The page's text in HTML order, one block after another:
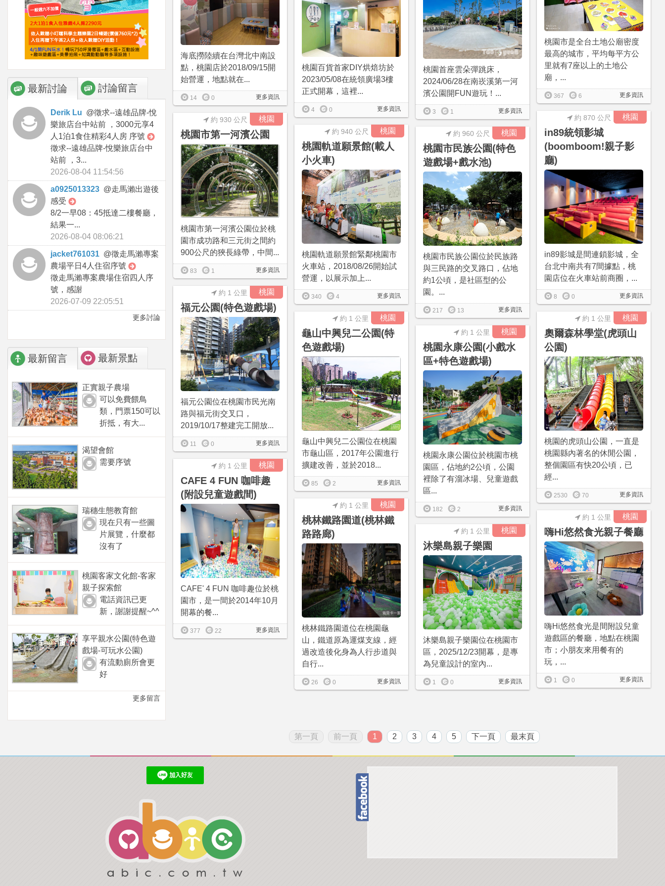
最新討論 討論留言
Derik Lu @徵求--遠雄品牌-悅
樂旅店台中站前 ，3000元享4
人1泊1食住精彩4人房 序號
徵求--遠雄品牌-悅樂旅店台中
站前 ，3...
2026-08-04 11:54:56
a0925013323 @走馬瀨出遊後
感受
8/2一早08：45抵達二樓餐廳，
結果一...
2026-08-04 08:06:21
jacket761031 @徵走馬瀨專案
農場平日4人住宿序號
徵走馬瀨專案農場住宿四人序
號，感謝
2026-07-09 22:05:51
更多討論
最新留言 最新景點
正實親子農場
可以免費餵鳥
類，門票150可以
折抵，有大...
渴望會館
需要序號
瑞穗生態教育館
現在只有一些圖
片展覽，什麼都
沒有了
桃園客家文化館-客家
親子探索館
電話資訊已更
新，謝謝提醒~^^
享平親水公園(特色遊
戲場-可玩水公園)
有流動廁所會更
好
更多留言
桃園市是全台土地公廟密度
最高的城市，平均每平方公
里就有7座以上的土地公
廟，...
更多資訊
367 6
桃園首座雲朵彈跳床，
2024/06/28在南崁溪第一河
濱公園開FUN遊玩！...
更多資訊
3 1
桃園百貨首家DIY烘焙坊於
2023/05/08在統領廣場3樓
正式開幕，這裡...
更多資訊
4 0
海底撈陸續在台灣北中南設
點，桃園店於2018/09/15開
始營運，地點就在...
更多資訊
14 0
桃園
約 870 公尺
in89統領影城
(boomboom!親子影
廳)
in89影城是間連鎖影城，全
台北中南共有7間據點，桃
園店位在火車站前商圈，...
更多資訊
8 0
桃園
約 930 公尺
桃園市第一河濱公園
桃園市第一河濱公園位於桃
園市成功路和三元街之間約
900公尺的狹長綠帶，中間...
更多資訊
83 1
桃園
約 940 公尺
桃園軌道願景館(載人
小火車)
桃園軌道願景館緊鄰桃園市
火車站，2018/08/26開始試
營運，以展示加上...
更多資訊
340 4
桃園
約 960 公尺
桃園市民族公園(特色
遊戲場+戲水池)
桃園市民族公園位於民族路
與三民路的交叉路口，佔地
約1公頃，是社區型的公
園。...
更多資訊
217 13
桃園
約 1 公里
福元公園(特色遊戲場)
福元公園位在桃園市民光南
路與福元街交叉口，
2019/10/17整建完工開放...
更多資訊
11 0
桃園
約 1 公里
龜山中興兒二公園(特
色遊戲場)
龜山中興兒二公園位在桃園
市龜山區，2017年公園進行
擴建改善，並於2018...
更多資訊
85 2
桃園
約 1 公里
奧爾森林學堂(虎頭山
公園)
桃園的虎頭山公園，一直是
桃園縣內著名的休閒公園，
整個園區有快20公頃，已
經...
更多資訊
2530 70
桃園
約 1 公里
桃園永康公園(小戲水
區+特色遊戲場)
桃園永康公園位於桃園市桃
園區，佔地約2公頃，公園
裡除了有溜冰場、兒童遊戲
區...
更多資訊
182 2
桃園
約 1 公里
CAFE 4 FUN 咖啡趣
(附設兒童遊戲間)
CAFE' 4 FUN 咖啡趣位於桃
園市，是一間於2014年10月
開幕的餐...
更多資訊
377 22
桃園
約 1 公里
桃林鐵路園道(桃林鐵
路路廊)
桃林鐵路園道位在桃園龜
山，鐵道原為運煤支線，經
過改造後化身為人行步道與
自行...
更多資訊
26 0
桃園
約 1 公里
嗨Hi悠然食光親子餐廳
嗨Hi悠然食光是間附設兒童
遊戲區的餐廳，地點在桃園
市；小朋友來用餐有的
玩，...
更多資訊
1 0
桃園
約 1 公里
沐樂島親子樂園
沐樂島親子樂園位在桃園市
區，2025/12/23開幕，是專
為兒童設計的室內...
更多資訊
1 0
第一頁 前一頁 1 2 3 4 5 下一頁 最末頁